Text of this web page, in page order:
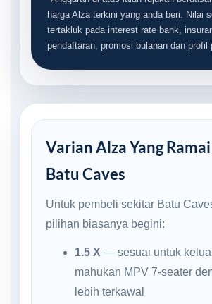
harga Alza terkini yang anda beri. Nilai
tertakluk pada interest rate bank,
pendaftaran, promosi bulanan dan profil
Varian Alza Yang
Batu Caves
Untuk pembeli sekitar Batu
pilihan biasanya begini:
1.5 X — sesuai untuk
mahukan MPV 7-seater
lebih terkawal